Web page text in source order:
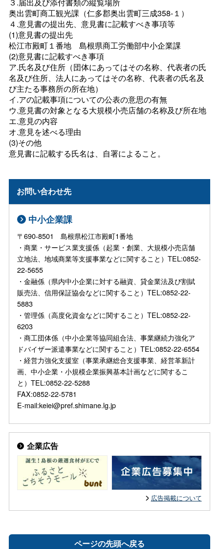
奥出雲町商工観光課（仁多郡奥出雲町三成358-１）
４.意見書の提出先、意見書に記載すべき事項等
(1)意見書の提出先
松江市殿町１番地 島根県商工労働部中小企業課
(2)意見書に記載すべき事項
ア.氏名及び住所（団体にあってはその名称、代表者の氏
名及び住所、法人にあってはその名称、代表者の氏名及
び主たる事務所の所在地）
イ.アの記載事項についての公表の意思の有無
ウ.意見書の対象となる大規模小売店舗の名称及び所在地
エ.意見の内容
オ.意見を述べる理由
(3)その他
意見書に記載する氏名は、自署によること。
お問い合わせ先
中小企業課
〒690-8501 島根県松江市殿町1番地
・商業・サービス業支援係（起業・創業、大規模小売店舗
立地法、地域商業等支援事業などに関すること）TEL:0852-
22-5655
・金融係（県内中小企業に対する融資、貸金業法及び割賦
販売法、信用保証協会などに関すること）TEL:0852-22-
5883
・管理係（高度化資金などに関すること）TEL:0852-22-
6203
・商工団体係（中小企業等協同組合法、事業継続力強化ア
ドバイザー派遣事業などに関すること）TEL:0852-22-6554
・経営力強化支援室（事業承継総合支援事業、経営革新計
画、中小企業・小規模企業振興基本計画などに関するこ
と）TEL:0852-22-5288
FAX:0852-22-5781
E-mail:keiei@pref.shimane.lg.jp
企業広告
広告掲載について
ページの先頭へ戻る